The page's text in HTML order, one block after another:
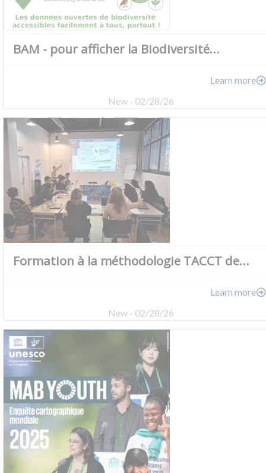
BAM - pour afficher la Biodiversité…
Learn more
New - 02/28/26
Formation à la méthodologie TACCT de…
Learn more
New - 02/28/26